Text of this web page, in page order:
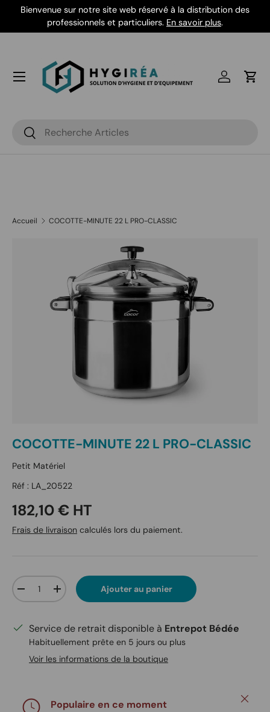
Aller au contenu
Bienvenue sur notre site web réservé à la distribution des
professionnels et particuliers. En savoir plus.
Recherche
Rechercher
Se
Accueil COCOTTE-MINUTE 22 L PRO-CLASSIC
Passer aux informations produits
COCOTTE-MINUTE 22 L PRO-CLASSIC
Petit Matériel
Réf : LA_20522
Prix habituel
182,10 € HT
Frais de livraison calculés lors du paiement.
Qté
Diminuer la quantité
Augmenter la quantité
Ajouter au panier
Service de retrait disponible à Entrepot Bédée
Habituellement prête en 5 jours ou plus
Voir les informations de la boutique
Populaire en ce moment
Fermer